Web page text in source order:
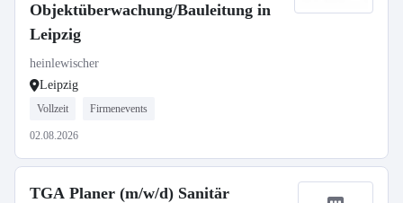
Objektüberwachung/Bauleitung in
Leipzig
heinlewischer
Leipzig
Vollzeit Firmenevents
02.08.2026
TGA Planer (m/w/d) Sanitär